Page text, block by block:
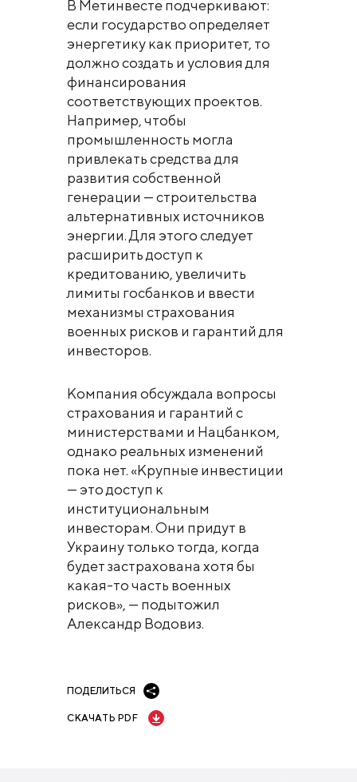
В Метинвесте подчеркивают:
если государство определяет
энергетику как приоритет, то
должно создать и условия для
финансирования
соответствующих проектов.
Например, чтобы
промышленность могла
привлекать средства для
развития собственной
генерации — строительства
альтернативных источников
энергии. Для этого следует
расширить доступ к
кредитованию, увеличить
лимиты госбанков и ввести
механизмы страхования
военных рисков и гарантий для
инвесторов.
Компания обсуждала вопросы
страхования и гарантий с
министерствами и Нацбанком,
однако реальных изменений
пока нет. «Крупные инвестиции
— это доступ к
институциональным
инвесторам. Они придут в
Украину только тогда, когда
будет застрахована хотя бы
какая-то часть военных
рисков», — подытожил
Александр Водовиз.
ПОДЕЛИТЬСЯ
СКАЧАТЬ PDF